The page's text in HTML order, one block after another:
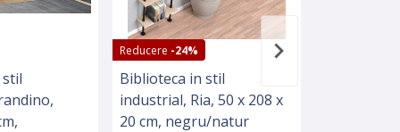
Reducere -24%
Biblioteca in stil
industrial, Ria, 50 x 208 x
20 cm, negru/natur